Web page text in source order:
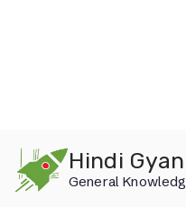
content
Hindi Gyan
General